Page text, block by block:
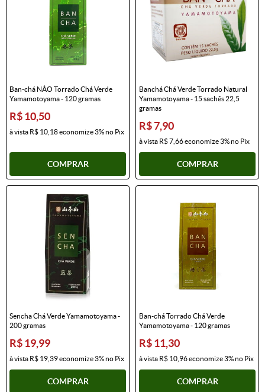
Ban-chá NÂO Torrado Chá Verde
Yamamotoyama - 120 gramas
R$ 10,50
à vista R$ 10,18economize3%no Pix
COMPRAR
Banchá Chá Verde Torrado Natural
Yamamotoyama - 15 sachês 22,5
gramas
R$ 7,90
à vista R$ 7,66economize3%no Pix
COMPRAR
Sencha Chá Verde Yamamotoyama -
200 gramas
R$ 19,99
à vista R$ 19,39economize3%no Pix
COMPRAR
Ban-chá Torrado Chá Verde
Yamamotoyama - 120 gramas
R$ 11,30
à vista R$ 10,96economize3%no Pix
COMPRAR